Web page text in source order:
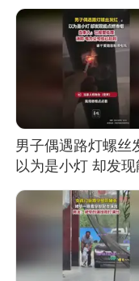
男子偶遇路灯螺丝
以为是小灯 却发现